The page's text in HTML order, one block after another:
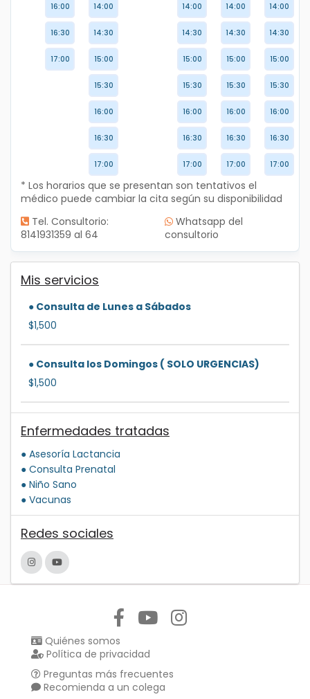
16:00
16:30
17:00
14:00
14:30
15:00
15:30
16:00
16:30
17:00
14:00
14:30
15:00
15:30
16:00
16:30
17:00
14:00
14:30
15:00
15:30
16:00
16:30
17:00
14:00
14:30
15:00
15:30
16:00
16:30
17:00
* Los horarios que se presentan son tentativos el
médico puede cambiar la cita según su disponibilidad
Tel. Consultorio:
8141931359 al 64
Whatsapp del
consultorio
Mis servicios
● Consulta de Lunes a Sábados
$1,500
● Consulta los Domingos ( SOLO URGENCIAS)
$1,500
Enfermedades tratadas
● Asesoría Lactancia
● Consulta Prenatal
● Niño Sano
● Vacunas
Redes sociales
Quiénes somos
Política de privacidad
Preguntas más frecuentes
Recomienda a un colega